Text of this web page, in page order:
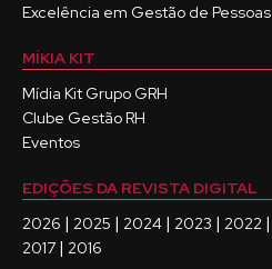
Excelência em Gestão de Pessoas
MÍKIA KIT
Mídia Kit Grupo GRH
Clube Gestão RH
Eventos
EDIÇÕES DA REVISTA DIGITAL
2026 | 2025 | 2024 | 2023 | 2022 |
2017 | 2016